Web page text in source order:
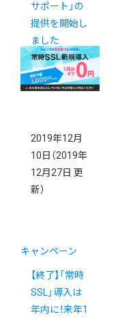
サポート」の
提供を開始し
ました
2019年12月
10日 （2019年
12月27日 更
新）
キャンペーン
【終了】「常時
SSL」導入は
年内に！来年1